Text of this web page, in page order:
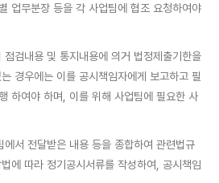
업무분장 등을 각 사업팀에 협조 요청하여야
점검내용 및 통지내용에 의거 법정제출기한을
경우에는 이를 공시책임자에게 보고하고 필
하여야 하며, 이를 위해 사업팀에 필요한 사
에서 전달받은 내용 등을 종합하여 관련법규
에 따라 정기공시서류를 작성하여, 공시책임